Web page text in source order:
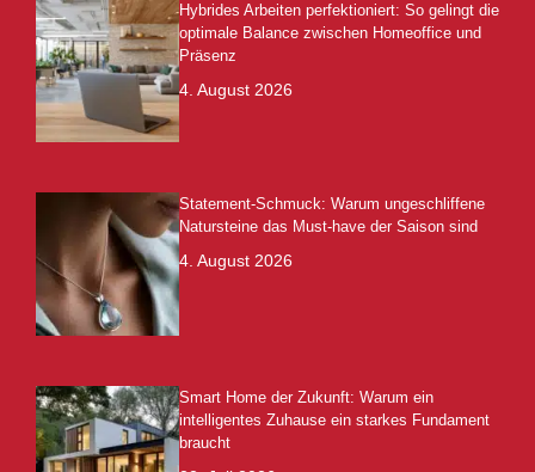
Hybrides Arbeiten perfektioniert: So gelingt die
optimale Balance zwischen Homeoffice und
Präsenz
4. August 2026
Statement-Schmuck: Warum ungeschliffene
Natursteine das Must-have der Saison sind
4. August 2026
Smart Home der Zukunft: Warum ein
intelligentes Zuhause ein starkes Fundament
braucht